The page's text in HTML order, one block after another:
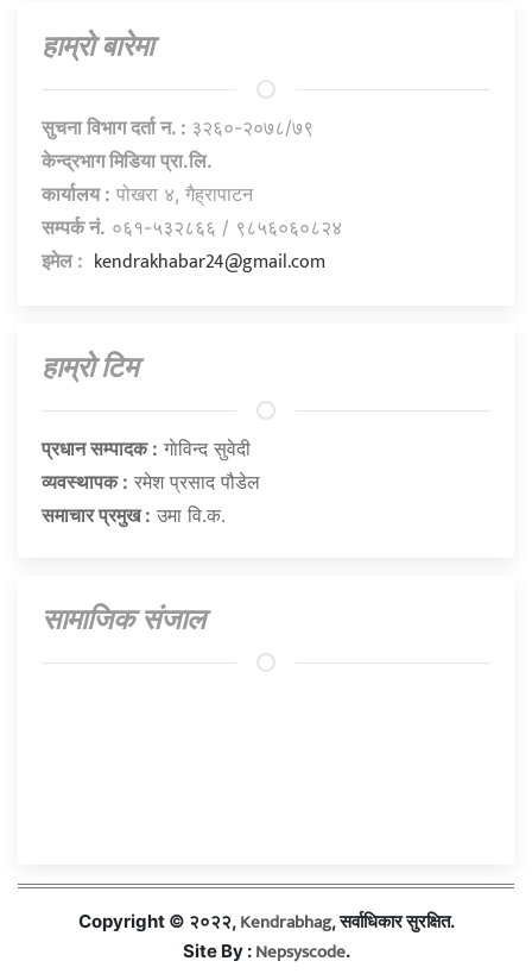
हाम्राे बारेमा
सुचना विभाग दर्ता न. : ३२६०-२०७८/७९
केन्द्रभाग मिडिया प्रा.लि.
कार्यालय : पोखरा ४, गैह्रापाटन
सम्पर्क नं. ०६१-५३२८६६ / ९८५६०६०८२४
इमेल : kendrakhabar24@gmail.com
हाम्राे टिम
प्रधान सम्पादक : गाेविन्द सुवेदी
व्यवस्थापक : रमेश प्रसाद पौडेल
समाचार प्रमुख : उमा वि.क.
सामाजिक संजाल
Copyright © २०२२, Kendrabhag, सर्वाधिकार सुरक्षित.
Site By : Nepsyscode.